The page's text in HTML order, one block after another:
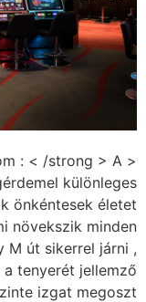
: < /strong > A
különleges
önkéntesek életet
növekszik minden
M út sikerrel járni ,
tenyerét jellemző
izgat megoszt